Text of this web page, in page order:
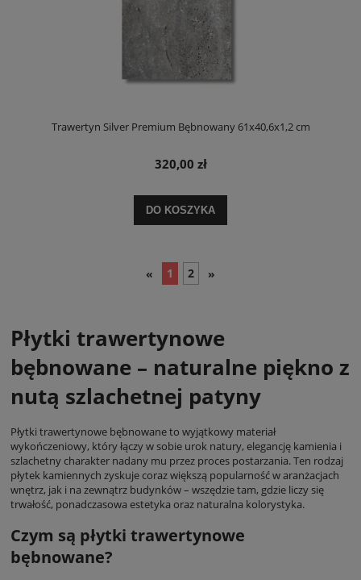
Trawertyn Silver Premium Bębnowany 61x40,6x1,2 cm
320,00 zł
DO KOSZYKA
« 1 2 »
Płytki trawertynowe
bębnowane – naturalne piękno z
nutą szlachetnej patyny
Płytki trawertynowe bębnowane to wyjątkowy materiał
wykończeniowy, który łączy w sobie urok natury, elegancję kamienia i
szlachetny charakter nadany mu przez proces postarzania. Ten rodzaj
płytek kamiennych zyskuje coraz większą popularność w aranżacjach
wnętrz, jak i na zewnątrz budynków – wszędzie tam, gdzie liczy się
trwałość, ponadczasowa estetyka oraz naturalna kolorystyka.
Czym są płytki trawertynowe
bębnowane?